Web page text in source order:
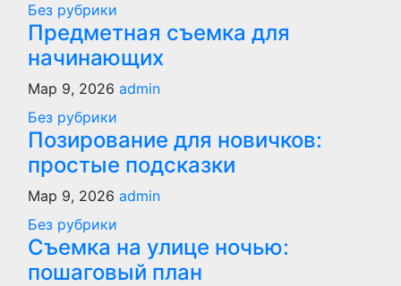
Без рубрики
Предметная съемка для
начинающих
Мар 9, 2026 admin
Без рубрики
Позирование для новичков:
простые подсказки
Мар 9, 2026 admin
Без рубрики
Съемка на улице ночью:
пошаговый план